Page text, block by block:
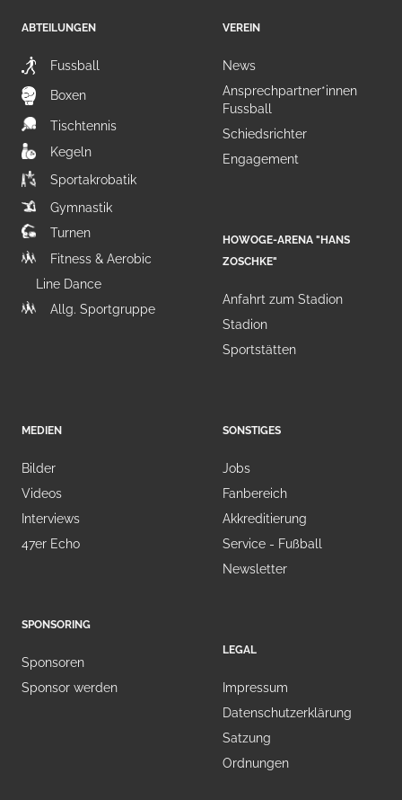
ABTEILUNGEN
Fussball
Boxen
Tischtennis
Kegeln
Sportakrobatik
Gymnastik
Turnen
Fitness & Aerobic
Line Dance
Allg. Sportgruppe
VEREIN
News
Ansprechpartner*innen
Fussball
Schiedsrichter
Engagement
HOWOGE-ARENA "HANS
ZOSCHKE"
Anfahrt zum Stadion
Stadion
Sportstätten
MEDIEN
Bilder
Videos
Interviews
47er Echo
SPONSORING
Sponsoren
Sponsor werden
SONSTIGES
Jobs
Fanbereich
Akkreditierung
Service - Fußball
Newsletter
LEGAL
Impressum
Datenschutzerklärung
Satzung
Ordnungen